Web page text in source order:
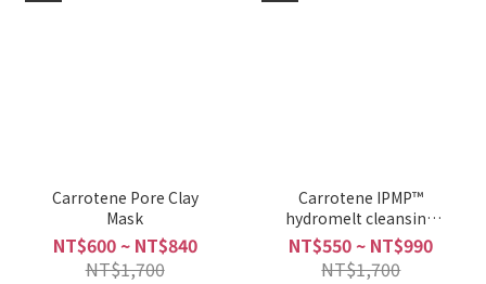
Carrotene Pore Clay
Mask
NT$600 ~ NT$840
NT$1,700
Carrotene IPMP™
hydromelt cleansing
balm
NT$550 ~ NT$990
NT$1,700